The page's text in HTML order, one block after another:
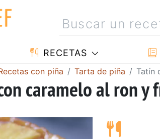
RECETAS
con piña Tarta de piña Tatín
caramelo al ron y